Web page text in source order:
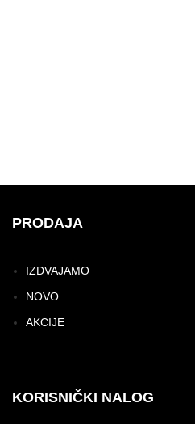
PRODAJA
IZDVAJAMO
NOVO
AKCIJE
KORISNIČKI NALOG